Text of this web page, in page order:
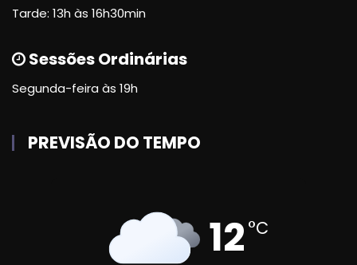
Tarde: 13h às 16h30min
Sessões Ordinárias
Segunda-feira às 19h
PREVISÃO DO TEMPO
12 °C